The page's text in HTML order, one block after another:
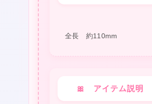
全長 約110mm
🎀 アイテム説明